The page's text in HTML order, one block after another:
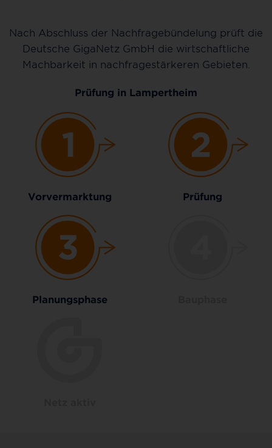
Nach Abschluss der Nachfragebündelung prüft die
Deutsche GigaNetz GmbH die wirtschaftliche
Machbarkeit in nachfragestärkeren Gebieten.
Prüfung in Lampertheim
Vorvermarktung Prüfung
Planungsphase